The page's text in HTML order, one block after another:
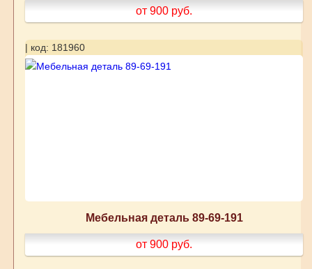
от 900 руб.
| код: 181960
Мебельная деталь 89-69-191
от 900 руб.